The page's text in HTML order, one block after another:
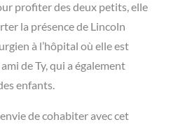
profiter des deux petits, elle
la présence de Lincoln
à l’hôpital où elle est
de Ty, qui a également
enfants.
de cohabiter avec cet